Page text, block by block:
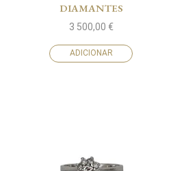
DIAMANTES
3 500,00 €
ADICIONAR